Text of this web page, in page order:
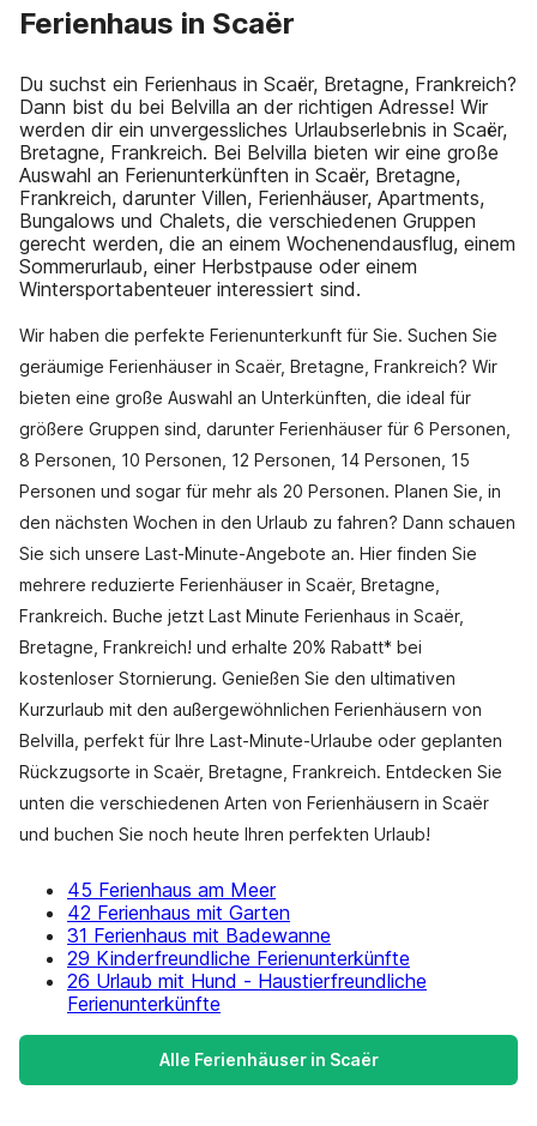
Ferienhaus in Scaër
Du suchst ein Ferienhaus in Scaër, Bretagne, Frankreich?
Dann bist du bei Belvilla an der richtigen Adresse! Wir
werden dir ein unvergessliches Urlaubserlebnis in Scaër,
Bretagne, Frankreich. Bei Belvilla bieten wir eine große
Auswahl an Ferienunterkünften in Scaër, Bretagne,
Frankreich, darunter Villen, Ferienhäuser, Apartments,
Bungalows und Chalets, die verschiedenen Gruppen
gerecht werden, die an einem Wochenendausflug, einem
Sommerurlaub, einer Herbstpause oder einem
Wintersportabenteuer interessiert sind.
Wir haben die perfekte Ferienunterkunft für Sie. Suchen Sie
geräumige Ferienhäuser in Scaër, Bretagne, Frankreich? Wir
bieten eine große Auswahl an Unterkünften, die ideal für
größere Gruppen sind, darunter Ferienhäuser für 6 Personen,
8 Personen, 10 Personen, 12 Personen, 14 Personen, 15
Personen und sogar für mehr als 20 Personen. Planen Sie, in
den nächsten Wochen in den Urlaub zu fahren? Dann schauen
Sie sich unsere Last-Minute-Angebote an. Hier finden Sie
mehrere reduzierte Ferienhäuser in Scaër, Bretagne,
Frankreich. Buche jetzt Last Minute Ferienhaus in Scaër,
Bretagne, Frankreich! und erhalte 20% Rabatt* bei
kostenloser Stornierung. Genießen Sie den ultimativen
Kurzurlaub mit den außergewöhnlichen Ferienhäusern von
Belvilla, perfekt für Ihre Last-Minute-Urlaube oder geplanten
Rückzugsorte in Scaër, Bretagne, Frankreich. Entdecken Sie
unten die verschiedenen Arten von Ferienhäusern in Scaër
und buchen Sie noch heute Ihren perfekten Urlaub!
45 Ferienhaus am Meer
42 Ferienhaus mit Garten
31 Ferienhaus mit Badewanne
29 Kinderfreundliche Ferienunterkünfte
26 Urlaub mit Hund - Haustierfreundliche
Ferienunterkünfte
Alle Ferienhäuser in Scaër